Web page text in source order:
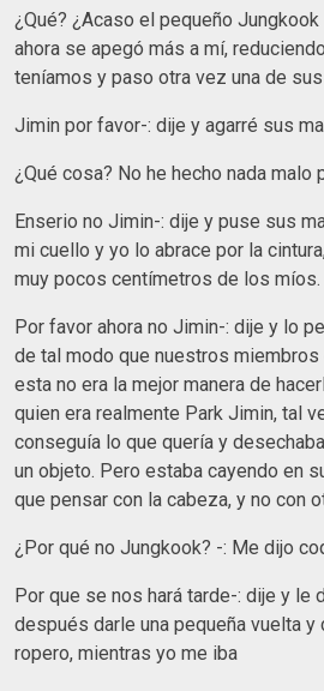
¿Qué? ¿Acaso el pequeño
ahora se apegó más a mí,
teníamos y paso otra vez una de
Jimin por favor-: dije y agarré sus
¿Qué cosa? No he hecho nada malo
Enserio no Jimin-: dije y puse sus
mi cuello y yo lo abrace por la
muy pocos centímetros de los míos.
Por favor ahora no Jimin-: dije y lo
de tal modo que nuestros miembros
esta no era la mejor manera de
quien era realmente Park Jimin, tal
conseguía lo que quería y
un objeto. Pero estaba cayendo en
que pensar con la cabeza, y no con
¿Por qué no Jungkook? -: Me dijo
Por que se nos hará tarde-: dije y le
después darle una pequeña vuelta y
ropero, mientras yo me iba